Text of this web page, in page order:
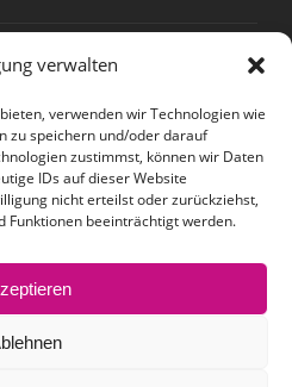
verwalten
verwenden wir Technologien wie
zu speichern und/oder darauf
zustimmst, können wir Daten
IDs auf dieser Website
nicht erteilst oder zurückziehst,
Funktionen beeinträchtigt werden.